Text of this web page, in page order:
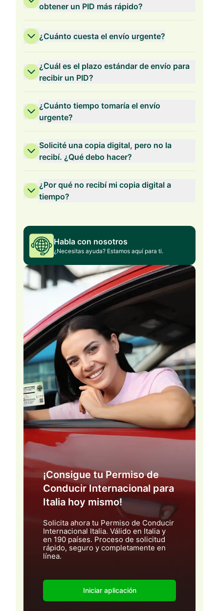
obtener un PID más rápido?
¿Cuánto cuesta el envío urgente?
¿Cuál es el plazo estándar de envío para
recibir un PID?
¿Cuánto tiempo tomaría el envío
urgente?
Solicité una copia digital, pero no la
recibí. ¿Qué debo hacer?
¿Por qué no recibí mi copia digital a
tiempo?
Habla con nosotros
¿Necesitas ayuda? Estamos aquí para ti.
¡Consigue tu Permiso de
Conducir Internacional para
Italia hoy mismo!
Solicita ahora tu Permiso de Conducir
Internacional Italia. Válido en Italia y
en 190 países. Proceso de solicitud
rápido, seguro y completamente en
línea.
Iniciar aplicación